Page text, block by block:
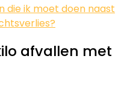
die ik moet doen naast
afvallen met